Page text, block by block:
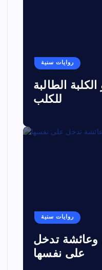
روايات سنية
الطالبة
للكلب
روايات سنية
وعائشة تدخل
على نفسها